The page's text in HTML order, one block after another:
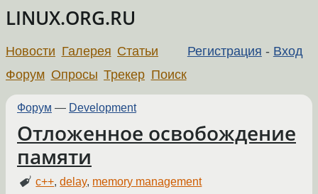
LINUX.ORG.RU
Регистрация - Вход
Новости Галерея Статьи
Форум Опросы Трекер Поиск
Форум — Development
Отложенное освобождение
памяти
c++,delay, memory management